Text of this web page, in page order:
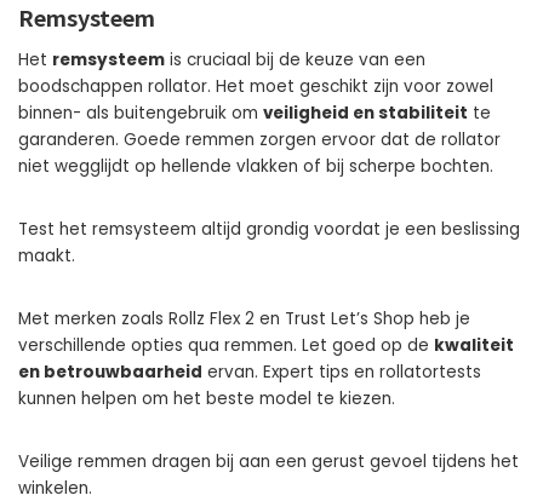
Remsysteem
Het remsysteem is cruciaal bij de keuze van een
boodschappen rollator. Het moet geschikt zijn voor zowel
binnen- als buitengebruik om veiligheid en stabiliteit te
garanderen. Goede remmen zorgen ervoor dat de rollator
niet wegglijdt op hellende vlakken of bij scherpe bochten.
Test het remsysteem altijd grondig voordat je een beslissing
maakt.
Met merken zoals Rollz Flex 2 en Trust Let’s Shop heb je
verschillende opties qua remmen. Let goed op de kwaliteit
en betrouwbaarheid ervan. Expert tips en rollatortests
kunnen helpen om het beste model te kiezen.
Veilige remmen dragen bij aan een gerust gevoel tijdens het
winkelen.